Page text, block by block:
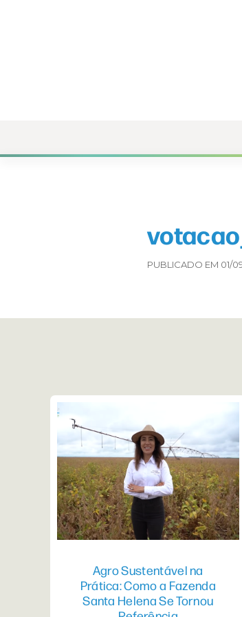
PUBLICADO EM 01/
Agro Sustentável na
Prática: Como a Fazenda
Santa Helena Se Tornou